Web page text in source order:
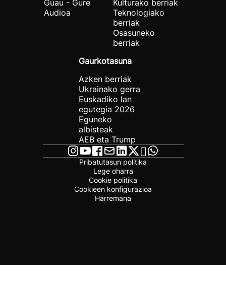
Guau - Gure
Audioa
Kulturako berriak
Teknologiako
berriak
Osasuneko
berriak
Gaurkotasuna
Azken berriak
Ukrainako gerra
Euskadiko lan
egutegia 2026
Eguneko
albisteak
AEB eta Trump
Pribatutasun politika
Lege oharra
Cookie politika
Cookieen konfigurazioa
Harremana